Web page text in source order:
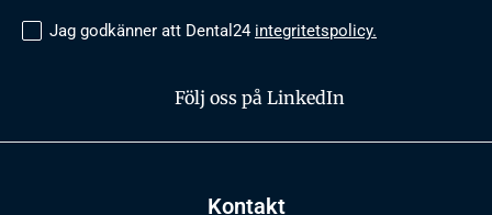
Kontakt
Jag godkänner att Dental24 integritetspolicy.
Följ oss på LinkedIn